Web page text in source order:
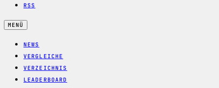
RSS
MENÜ
NEWS
VERGLEICHE
VERZEICHNIS
LEADERBOARD